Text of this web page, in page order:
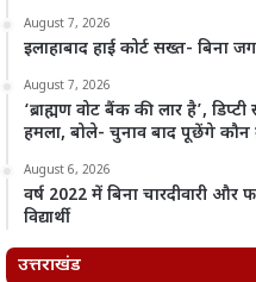
August 7, 2026
इलाहाबाद हाई कोर्ट सख्त- बिना
August 7, 2026
‘ब्राह्मण वोट बैंक की लार है’,
हमला, बोले- चुनाव बाद पूछेंगे कौन
August 6, 2026
वर्ष 2022 में बिना चारदीवारी
विद्यार्थी
उत्तराखंड